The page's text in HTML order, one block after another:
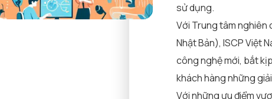
sử dụng.
Với Trung tâm nghiên
Nhật Bản), ISCP Việt
công nghệ mới, bắt
khách hàng những
Với những ưu điểm